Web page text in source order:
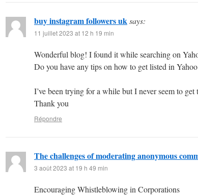
buy instagram followers uksays:
11 juillet 2023 at 12 h 19 min
Wonderful blog! I found it while searching on
Do you have any tips on how to get listed in
I’ve been trying for a while but I never seem to get
Thank you
Répondre
The challenges of moderating anonymous
3 août 2023 at 19 h 49 min
Encouraging Whistleblowing in Corporations